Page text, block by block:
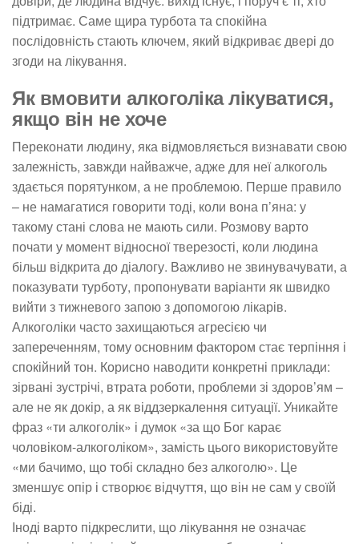
підтримає. Саме щира турбота та спокійна
послідовність стають ключем, який відкриває двері до
згоди на лікування.
Як вмовити алкоголіка лікуватися,
якщо він не хоче
Переконати людину, яка відмовляється визнавати свою
залежність, завжди найважче, адже для неї алкоголь
здається порятунком, а не проблемою. Перше правило
– не намагатися говорити тоді, коли вона п’яна: у
такому стані слова не мають сили. Розмову варто
почати у момент відносної тверезості, коли людина
більш відкрита до діалогу. Важливо не звинувачувати, а
показувати турботу, пропонувати варіанти як швидко
вийти з тижневого запою з допомогою лікарів.
Алкоголіки часто захищаються агресією чи
запереченням, тому основним фактором стає терпіння і
спокійний тон. Корисно наводити конкретні приклади:
зірвані зустрічі, втрата роботи, проблеми зі здоров’ям –
але не як докір, а як віддзеркалення ситуації. Уникайте
фраз «ти алкоголік» і думок «за що Бог карає
чоловіком-алкоголіком», замість цього використовуйте
«ми бачимо, що тобі складно без алкоголю». Це
зменшує опір і створює відчуття, що він не сам у своїй
біді.
Іноді варто підкреслити, що лікування не означає